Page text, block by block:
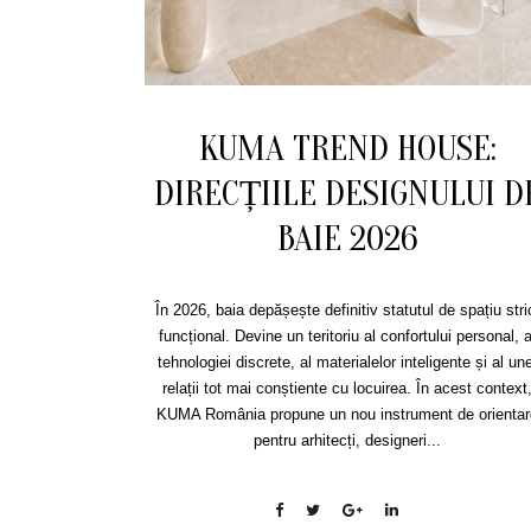
KUMA TREND HOUSE:
DIRECȚIILE DESIGNULUI
BAIE 2026
În 2026, baia depășește definitiv statutul de spațiu
funcțional. Devine un teritoriu al confortului personal,
tehnologiei discrete, al materialelor inteligente și al
relații tot mai conștiente cu locuirea. În acest context,
KUMA România propune un nou instrument de
pentru arhitecți, designeri...